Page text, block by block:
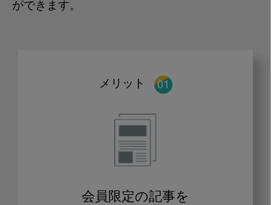
ができます。
メリット
会員限定の記事を